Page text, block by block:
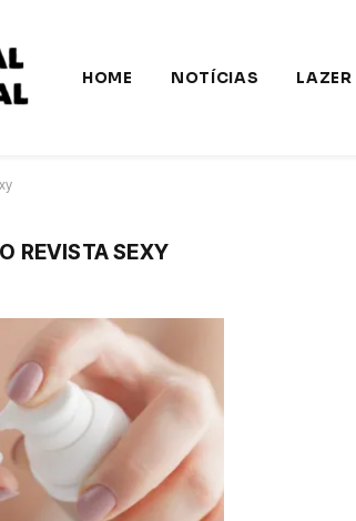
HOME NOTÍCIAS LAZER
REVISTA SEXY